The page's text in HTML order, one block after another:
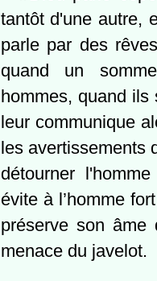
tantôt d'une autre,
parle par des
quand un
hommes, quand
leur communique
les avertissements
détourner
évite à l’homme
préserve son
menace du javelot.